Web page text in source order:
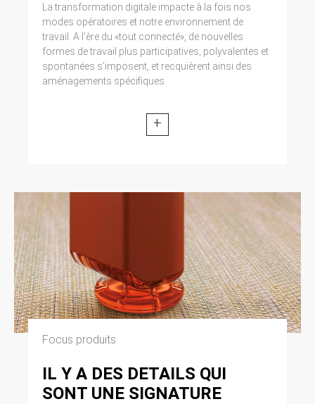
La transformation digitale impacte à la fois nos
modes opératoires et notre environnement de
travail. A l’ère du «tout connecté», de nouvelles
formes de travail plus participatives, polyvalentes et
spontanées s’imposent, et recquièrent ainsi des
aménagements spécifiques.
+
Focus produits
IL Y A DES DETAILS QUI
SONT UNE SIGNATURE